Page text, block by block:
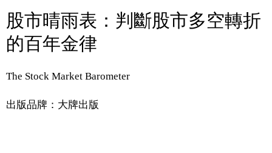
股市晴雨表：判斷股市多空轉折
的百年金律
The Stock Market Barometer
出版品牌：大牌出版